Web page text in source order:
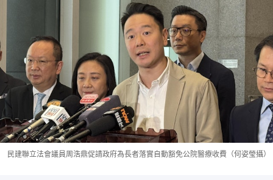
民建聯立法會議員周浩鼎促請政府為長者落實自動豁免公院醫療收費（何姿瑩攝）